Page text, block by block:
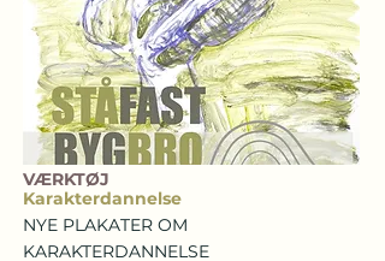
VÆRKTØJ
Karakterdannelse
NYE PLAKATER OM
KARAKTERDANNELSE